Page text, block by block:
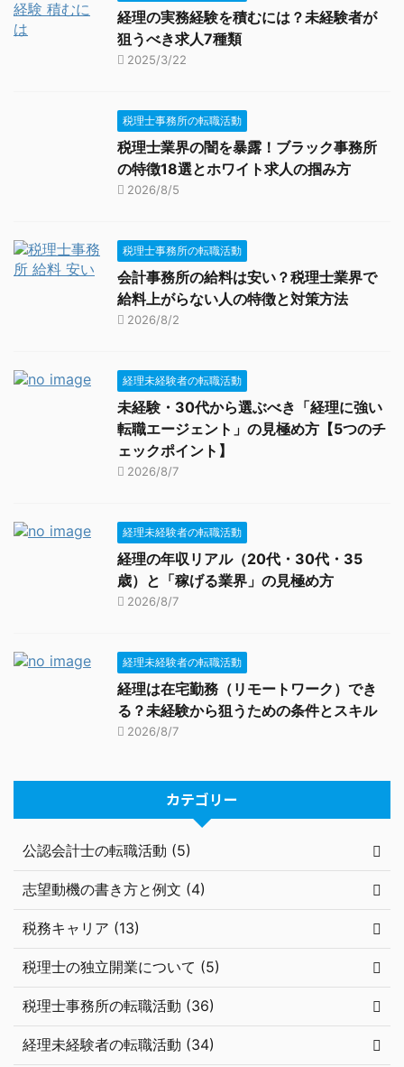
経理の実務経験を積むには？未経験者が
狙うべき求人7種類
2025/3/22
税理士事務所の転職活動
税理士業界の闇を暴露！ブラック事務所
の特徴18選とホワイト求人の掴み方
2026/8/5
税理士事務所の転職活動
会計事務所の給料は安い？税理士業界で
給料上がらない人の特徴と対策方法
2026/8/2
経理未経験者の転職活動
未経験・30代から選ぶべき「経理に強い
転職エージェント」の見極め方【5つのチ
ェックポイント】
2026/8/7
経理未経験者の転職活動
経理の年収リアル（20代・30代・35
歳）と「稼げる業界」の見極め方
2026/8/7
経理未経験者の転職活動
経理は在宅勤務（リモートワーク）でき
る？未経験から狙うための条件とスキル
2026/8/7
カテゴリー
公認会計士の転職活動 (5)
志望動機の書き方と例文 (4)
税務キャリア (13)
税理士の独立開業について (5)
税理士事務所の転職活動 (36)
経理未経験者の転職活動 (34)